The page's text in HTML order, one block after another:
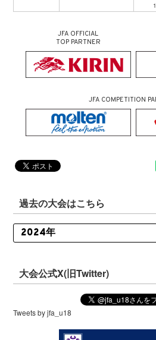
JFA OFFICIAL
TOP PARTNER
JFA COMPETITION
過去の大会はこちら
大会公式X(旧Twitter)
Tweets by jfa_u18